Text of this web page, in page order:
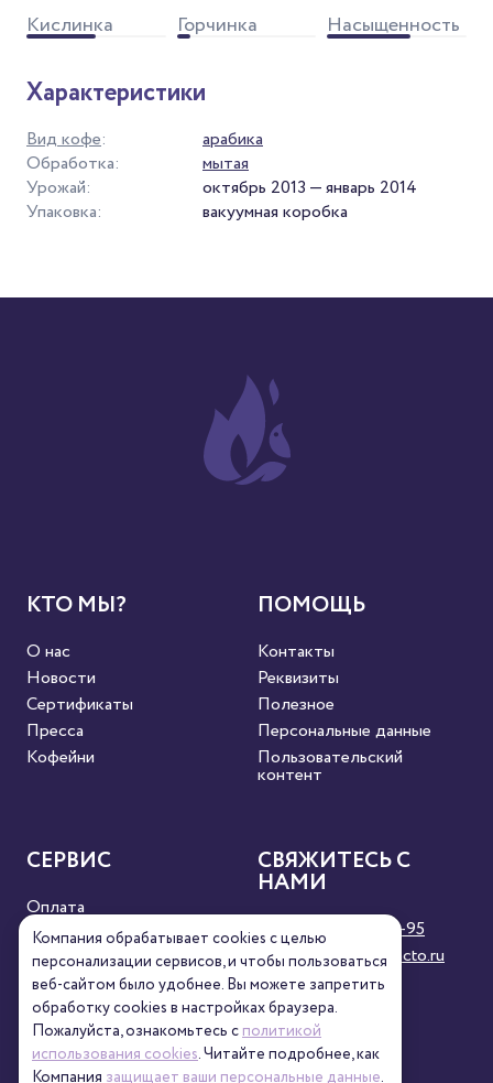
Кислинка Горчинка Насыщенность
Характеристики
Вид кофе:
арабика
Обработка:
мытая
Урожай:
октябрь 2013 — январь 2014
Упаковка:
вакуумная коробка
КТО МЫ?
О нас
Новости
Сертификаты
Пресса
Кофейни
ПОМОЩЬ
Контакты
Реквизиты
Полезное
Персональные данные
Пользовательский
контент
СЕРВИС
Оплата
Доставка
Условия продажи
Карта сайта
СВЯЖИТЕСЬ С
НАМИ
8 (800) 333-63-95
orders@torrefacto.ru
Компания обрабатывает cookies с целью
персонализации сервисов, и чтобы пользоваться
веб-сайтом было удобнее. Вы можете запретить
обработку сookies в настройках браузера.
Пожалуйста, ознакомьтесь сполитикой
использования cookies. Читайте подробнее, как
Компания защищает ваши персональные данные.